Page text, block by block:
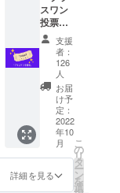
スワン
投票
権』 地
方予選
の投票
は、通
常、自
分が参
加した
地方分
しか投
票出来
ません
が、
支援
者：
126
人
お届
け予
定：
2022
年10
月
詳細を見る
こ
の
リ
タ
ー
ン
を
選